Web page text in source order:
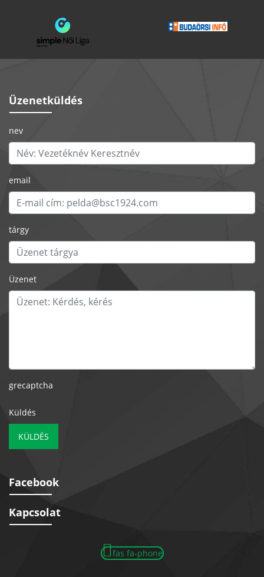
Üzenetküldés
nev
email
tárgy
Üzenet
grecaptcha
Küldés
KÜLDÉS
Facebook
Kapcsolat
fas fa-phone